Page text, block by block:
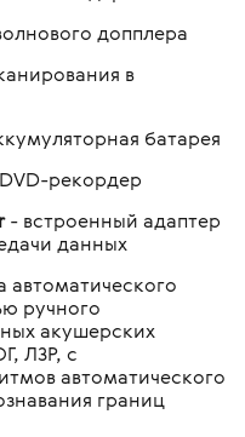
допплера
в
батарея
рекордер
- встроенный адаптер
данных
автоматического
ручного
акушерских
ЛЗР, с
автоматического
границ